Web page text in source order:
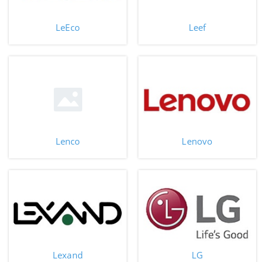
LeEco Leef
Lenco Lenovo
Lexand LG